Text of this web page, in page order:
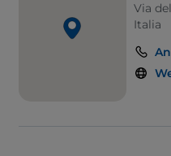
Via
Italia